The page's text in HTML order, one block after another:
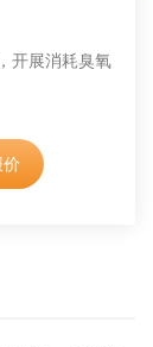
开展消耗臭氧
价